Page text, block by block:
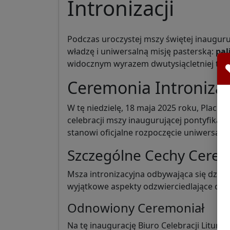
Intronizacji
Podczas uroczystej mszy świętej
władzę i uniwersalną misję pasterską:
widocznym wyrazem dwutysiącletniej
Ceremonia
W tę niedzielę, 18 maja 2025 roku, Plac
celebracji mszy inaugurującej pontyfikat
stanowi oficjalne rozpoczęcie
Szczególne Cechy
Msza intronizacyjna odbywająca się dziś
wyjątkowe aspekty odzwierciedlające
Odnowiony Ceremoniał
Na tę inaugurację Biuro Celebracji